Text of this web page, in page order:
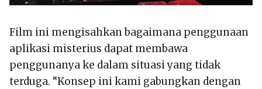
Film ini mengisahkan bagaimana penggunaan
aplikasi misterius dapat membawa
penggunanya ke dalam situasi yang tidak
terduga. “Konsep ini kami gabungkan dengan